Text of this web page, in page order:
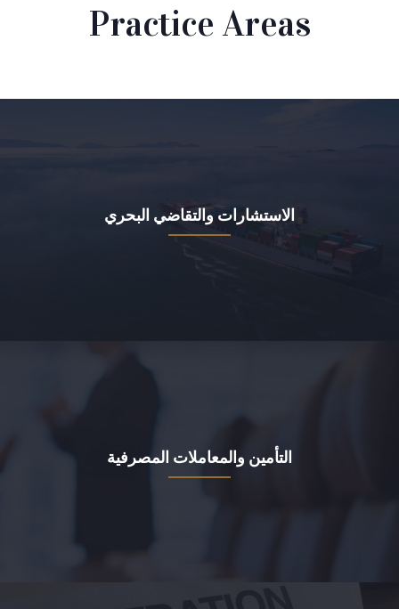
Practice Areas
الاستشارات والتقاضي البحري
التأمين والمعاملات المصرفية